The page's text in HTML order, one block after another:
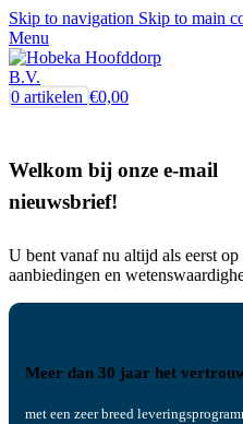
Skip to navigation Skip to main
Menu
0 artikelen €0,00
Welkom bij onze e-mail
nieuwsbrief!
U bent vanaf nu altijd als eerst
aanbiedingen en
Meer dan 30 jaar het
met een zeer breed